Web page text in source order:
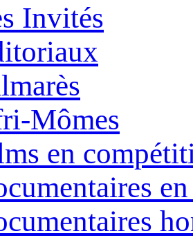
Invités
Mômes
en